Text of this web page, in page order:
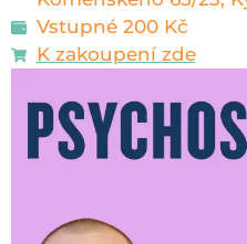
Vstupné 200 Kč
K zakoupení zde